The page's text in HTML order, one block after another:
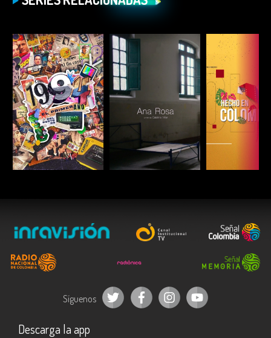
ESCUCHAR ESCUCHAR
Síguenos
Descarga la app